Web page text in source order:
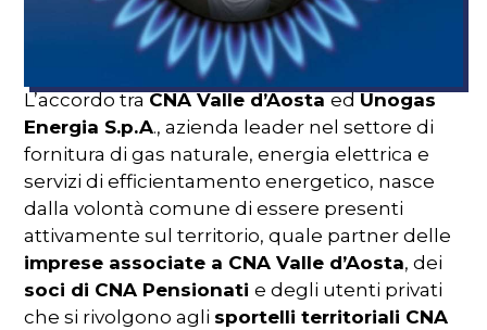
L’accordo tra CNA Valle d’Aostaed Unogas
Energia S.p.A., azienda leader nel settore di
fornitura di gas naturale, energia elettrica e
servizi di efficientamento energetico, nasce
dalla volontà comune di essere presenti
attivamente sul territorio, quale partner delle
imprese associate a CNA Valle d’Aosta, dei
soci di CNA Pensionatie degli utenti privati
che si rivolgono agli sportelli territoriali CNA